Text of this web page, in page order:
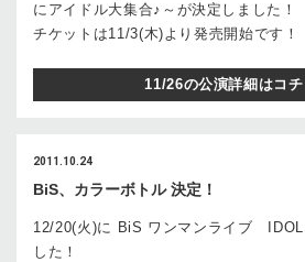
にアイドル大集合♪～が決定しました！
チケットは11/3(木)より発売開始です！
11/26の公演詳細はコ
2011.10.24
BiS、カラーボトル 決定！
12/20(火)に BiS ワンマンライブ IDOL
した！